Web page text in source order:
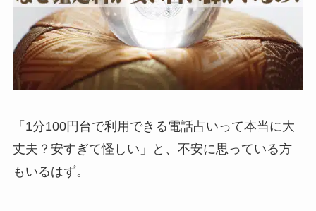
「1分100円台で利用できる電話占いって本当に大
丈夫？安すぎて怪しい」と、不安に思っている方
もいるはず。